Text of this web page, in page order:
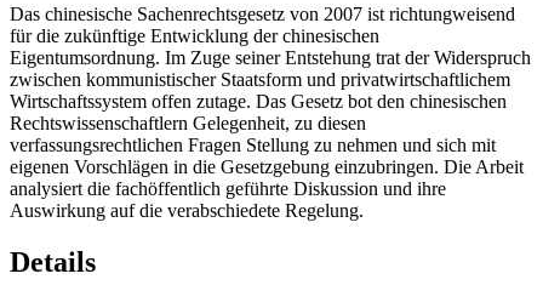
Das chinesische Sachenrechtsgesetz von 2007 ist richtungweisend
für die zukünftige Entwicklung der chinesischen
Eigentumsordnung. Im Zuge seiner Entstehung trat der Widerspruch
zwischen kommunistischer Staatsform und privatwirtschaftlichem
Wirtschaftssystem offen zutage. Das Gesetz bot den chinesischen
Rechtswissenschaftlern Gelegenheit, zu diesen
verfassungsrechtlichen Fragen Stellung zu nehmen und sich mit
eigenen Vorschlägen in die Gesetzgebung einzubringen. Die Arbeit
analysiert die fachöffentlich geführte Diskussion und ihre
Auswirkung auf die verabschiedete Regelung.
Details